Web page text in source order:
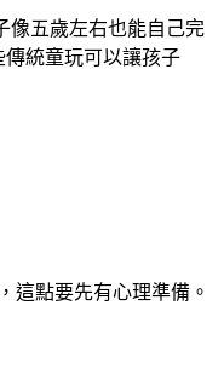
像五歲左右也能自己完
統童玩可以讓孩子
這點要先有心理準備。